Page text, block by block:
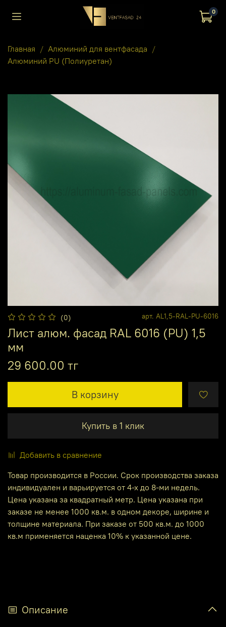
0
Главная
Алюминий для вентфасада
Алюминий PU (Полиуретан)
(0) арт. AL1,5-RAL-PU-6016
Лист алюм. фасад RAL 6016 (PU) 1,5
мм
29 600.00 тг
В корзину
Купить в 1 клик
Добавить в сравнение
Товар производится в России. Срок производства заказа
индивидуален и варьируется от 4-х до 8-ми недель.
Цена указана за квадратный метр. Цена указана при
заказе не менее 1000 кв.м. в одном декоре, ширине и
толщине материала. При заказе от 500 кв.м. до 1000
кв.м применяется наценка 10% к указанной цене.
Описание